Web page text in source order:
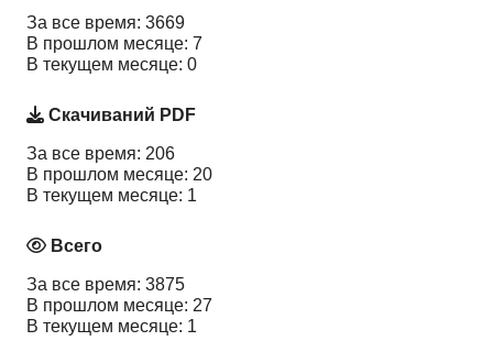
За все время: 3669
В прошлом месяце: 7
В текущем месяце: 0
Скачиваний PDF
За все время: 206
В прошлом месяце: 20
В текущем месяце: 1
Всего
За все время: 3875
В прошлом месяце: 27
В текущем месяце: 1